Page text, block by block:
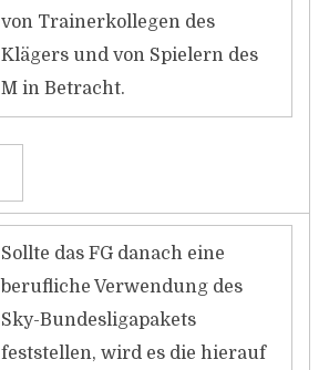
von Trainerkollegen des
Klägers und von Spielern des
M in Betracht.
Sollte das FG danach eine
berufliche Verwendung des
Sky-Bundesligapakets
feststellen, wird es die hierauf